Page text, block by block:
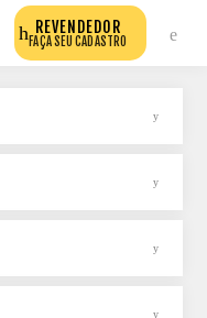
REVENDEDOR
FAÇA SEU CADASTRO